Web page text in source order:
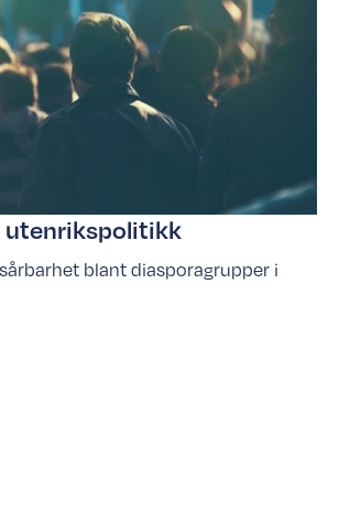
utenrikspolitikk
blant diasporagrupper i